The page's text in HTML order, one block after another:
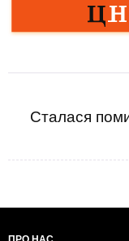
Сталася